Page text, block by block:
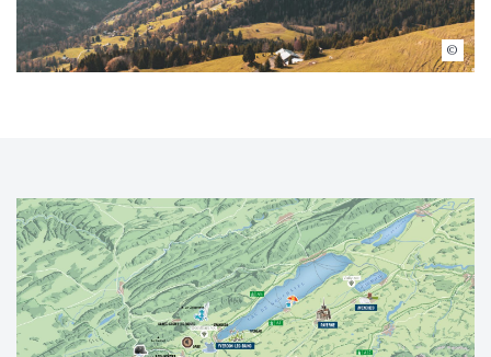
(c) Martin Steffen